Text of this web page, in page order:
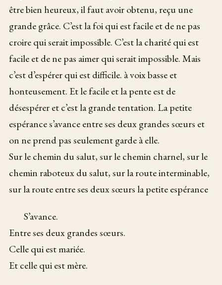
être bien heureux, il faut avoir obtenu, reçu une
grande grâce. C’est la foi qui est facile et de ne pas
croire qui serait impossible. C’est la charité qui est
facile et de ne pas aimer qui serait impossible. Mais
c’est d’espérer qui est difficile. à voix basse et
honteusement. Et le facile et la pente est de
désespérer et c’est la grande tentation. La petite
espérance s’avance entre ses deux grandes sœurs et
on ne prend pas seulement garde à elle.
Sur le chemin du salut, sur le chemin charnel, sur le
chemin raboteux du salut, sur la route interminable,
sur la route entre ses deux sœurs la petite espérance
S’avance.
Entre ses deux grandes sœurs.
Celle qui est mariée.
Et celle qui est mère.